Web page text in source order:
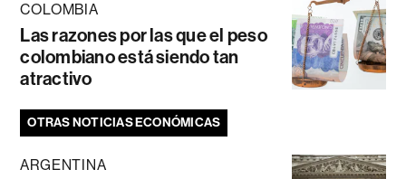
COLOMBIA
Las razones por las que el peso
colombiano está siendo tan
atractivo
OTRAS NOTICIAS ECONÓMICAS
ARGENTINA